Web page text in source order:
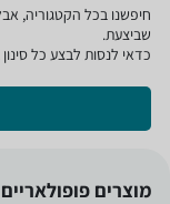
חיפשנו בכל הקטגוריה,
שביצעת.
כדאי לנסות לבצע כל
מוצרים